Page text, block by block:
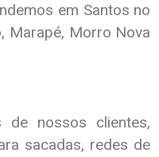
em Santos no
Marapé, Morro Nova
de nossos clientes,
sacadas, redes de